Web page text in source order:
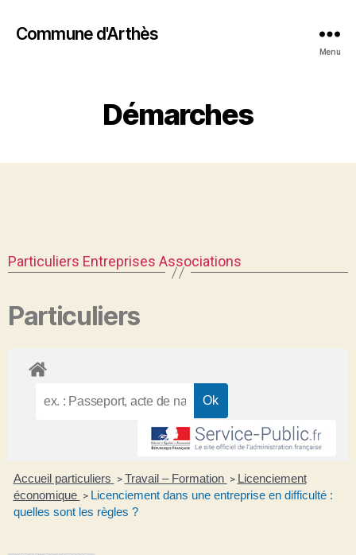
Commune d'Arthès
Menu
Démarches
Particuliers Entreprises Associations
Particuliers
Accueil particuliers > Travail – Formation > Licenciement
économique > Licenciement dans une entreprise en difficulté :
quelles sont les règles ?